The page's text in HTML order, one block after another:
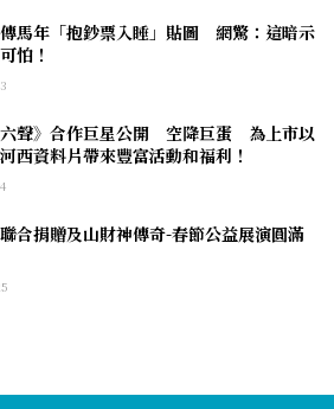
馬年「抱鈔票入睡」貼圖 網驚：這暗示
怕！
六聲》合作巨星公開 空降巨蛋 為上市以
西資料片帶來豐富活動和福利！
合捐贈及山財神傳奇-春節公益展演圓滿